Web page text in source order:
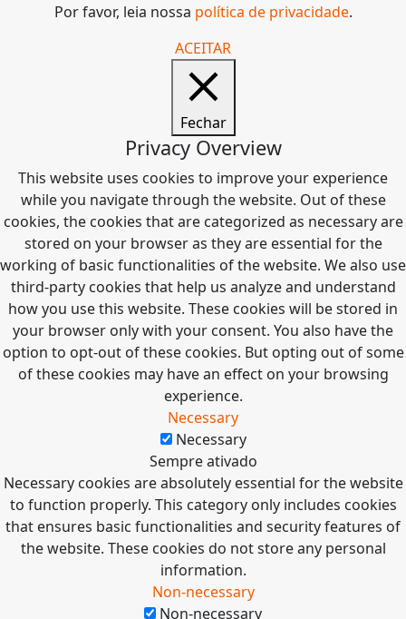
Por favor, leia nossa política de privacidade.
ACEITAR
Fechar
Privacy Overview
This website uses cookies to improve your experience
while you navigate through the website. Out of these
cookies, the cookies that are categorized as necessary are
stored on your browser as they are essential for the
working of basic functionalities of the website. We also use
third-party cookies that help us analyze and understand
how you use this website. These cookies will be stored in
your browser only with your consent. You also have the
option to opt-out of these cookies. But opting out of some
of these cookies may have an effect on your browsing
experience.
Necessary
Necessary
Sempre ativado
Necessary cookies are absolutely essential for the website
to function properly. This category only includes cookies
that ensures basic functionalities and security features of
the website. These cookies do not store any personal
information.
Non-necessary
Non-necessary